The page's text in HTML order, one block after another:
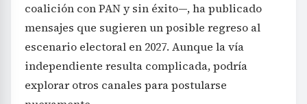
coalición con PAN y sin éxito—, ha publicado
mensajes que sugieren un posible regreso al
escenario electoral en 2027. Aunque la vía
independiente resulta complicada, podría
explorar otros canales para postularse